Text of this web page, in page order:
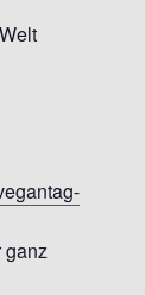
ganz